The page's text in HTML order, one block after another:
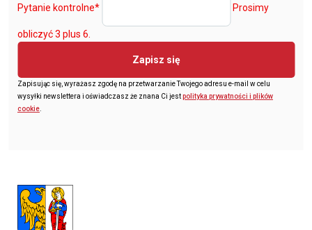
Pytanie kontrolne* Prosimy
obliczyć 3 plus 6.
Zapisz się
Zapisując się, wyrażasz zgodę na przetwarzanie Twojego adresu e-mail w celu
wysyłki newslettera i oświadczasz że znana Ci jestpolityka prywatności i plików
cookie